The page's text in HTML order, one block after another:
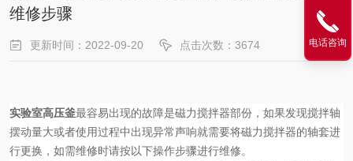
维修步骤
更新时间：2022-09-20 点击次数：3674
实验室高压釜最容易出现的故障是磁力搅拌器部份，如果发现搅拌轴
摆动量大或者使用过程中出现异常声响就需要将磁力搅拌器的轴套进
行更换，如需维修时请按以下操作步骤进行维修。
电话咨询